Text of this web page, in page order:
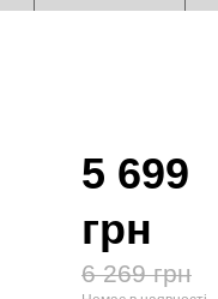
5 699
грн
6 269 грн